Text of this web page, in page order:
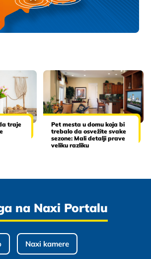
traje
Pet mesta u domu koja bi
trebalo da osvežite svake
sezone: Mali detalji prave
veliku razliku
na Naxi Portalu
Naxi kamere